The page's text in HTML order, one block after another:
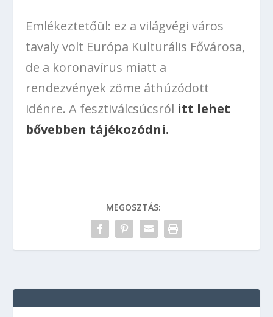
Emlékeztetőül: ez a világvégi város
tavaly volt Európa Kulturális Fővárosa,
de a koronavírus miatt a
rendezvények zöme áthúzódott
idénre. A fesztiválcsúcsról itt lehet
bővebben tájékozódni.
MEGOSZTÁS: